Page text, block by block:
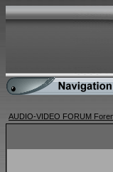
AUDIO-VIDEO FORUM